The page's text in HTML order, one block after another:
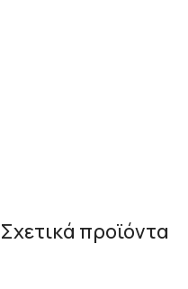
Σχετικά προϊόντα